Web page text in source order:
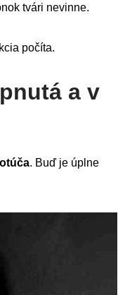
tvári nevinne.
počíta.
a v
. Buď je úplne